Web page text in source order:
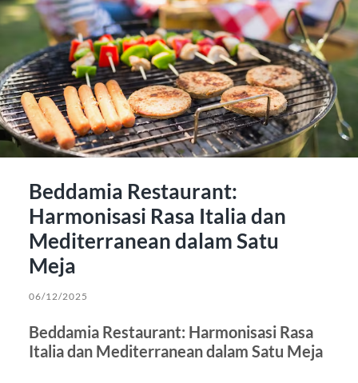
Beddamia Restaurant:
Harmonisasi Rasa Italia dan
Mediterranean dalam Satu
Meja
06/12/2025
Beddamia Restaurant: Harmonisasi Rasa
Italia dan Mediterranean dalam Satu Meja